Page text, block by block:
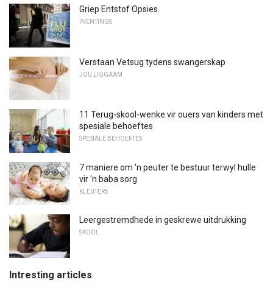
Griep Entstof Opsies
INENTINGS
Verstaan ​​Vetsug tydens swangerskap
JOU LIGGAAM
11 Terug-skool-wenke vir ouers van kinders met
spesiale behoeftes
SPESIALE BEHOEFTES
7 maniere om 'n peuter te bestuur terwyl hulle
vir 'n baba sorg
KLEUTERS
Leergestremdhede in geskrewe uitdrukking
SKOOL
Intresting articles